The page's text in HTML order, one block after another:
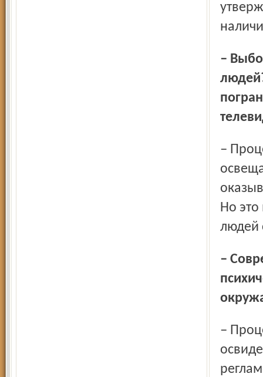
– Выборы влияют на психически неуравновешенных
– Процессы, происходящие в обществе, и то, как они
Но это
людей
– Современное законодательство позволяет лечить
– Процедура недобровольного психиатрического